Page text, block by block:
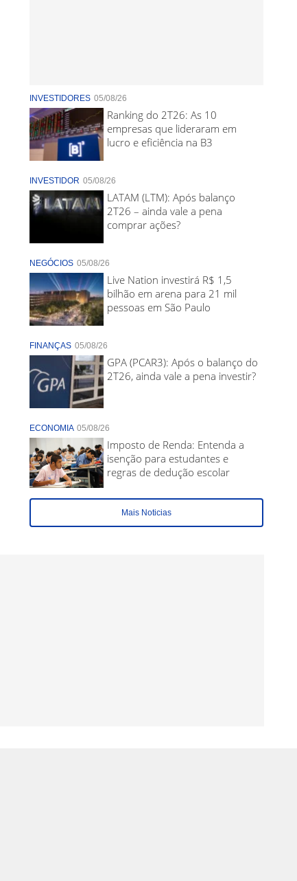
INVESTIDORES 05/08/26
Ranking do 2T26: As 10
empresas que lideraram em
lucro e eficiência na B3
INVESTIDOR 05/08/26
LATAM (LTM): Após balanço
2T26 – ainda vale a pena
comprar ações?
NEGÓCIOS 05/08/26
Live Nation investirá R$ 1,5
bilhão em arena para 21 mil
pessoas em São Paulo
FINANÇAS 05/08/26
GPA (PCAR3): Após o balanço do
2T26, ainda vale a pena investir?
ECONOMIA 05/08/26
Imposto de Renda: Entenda a
isenção para estudantes e
regras de dedução escolar
Mais Noticias